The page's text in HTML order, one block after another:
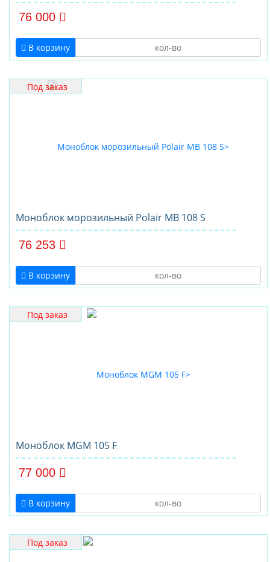
76 000
В корзину
Под заказ
Моноблок морозильный Polair MB 108 S
76 253
В корзину
Под заказ
Моноблок MGM 105 F
77 000
В корзину
Под заказ